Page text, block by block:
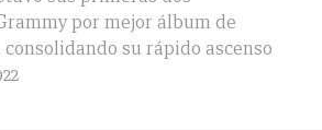
por mejor álbum de
su rápido ascenso